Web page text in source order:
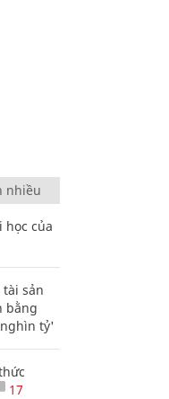
nhiều
của
sản
bằng
tỷ'
17